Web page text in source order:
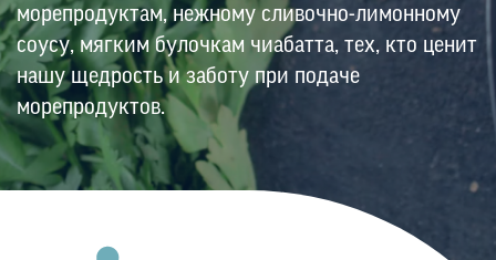
морепродуктам, нежному сливочно-лимонному
соусу, мягким булочкам чиабатта, тех, кто ценит
нашу щедрость и заботу при подаче
морепродуктов.